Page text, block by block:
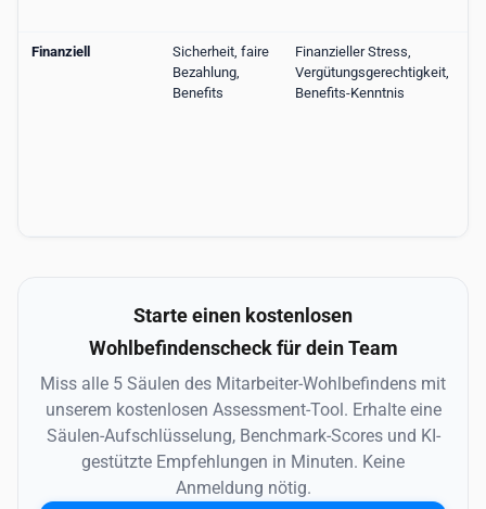
Finanziell
Sicherheit, faire
Bezahlung,
Benefits
Finanzieller Stress,
Vergütungsgerechtigkeit,
Benefits-Kenntnis
Starte einen kostenlosen
Wohlbefindenscheck für dein Team
Miss alle 5 Säulen des Mitarbeiter-Wohlbefindens mit
unserem kostenlosen Assessment-Tool. Erhalte eine
Säulen-Aufschlüsselung, Benchmark-Scores und KI-
gestützte Empfehlungen in Minuten. Keine
Anmeldung nötig.